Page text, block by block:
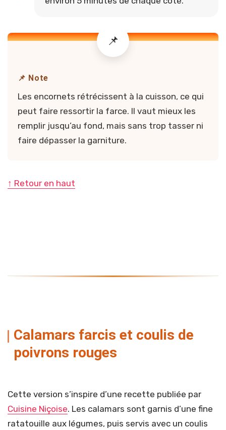
📌 Note
Les encornets rétrécissent à la cuisson, ce qui
peut faire ressortir la farce. Il vaut mieux les
remplir jusqu’au fond, mais sans trop tasser ni
faire dépasser la garniture.
↑ Retour en haut
Calamars farcis et coulis de
poivrons rouges
Cette version s’inspire d’une recette publiée par
Cuisine Niçoise. Les calamars sont garnis d’une fine
ratatouille aux légumes, puis servis avec un coulis